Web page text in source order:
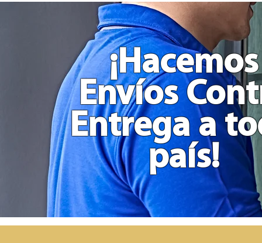
Actividades
y
Películas
Grande
en
Madera
¡Hacemos
Envíos
Entrega a
país!